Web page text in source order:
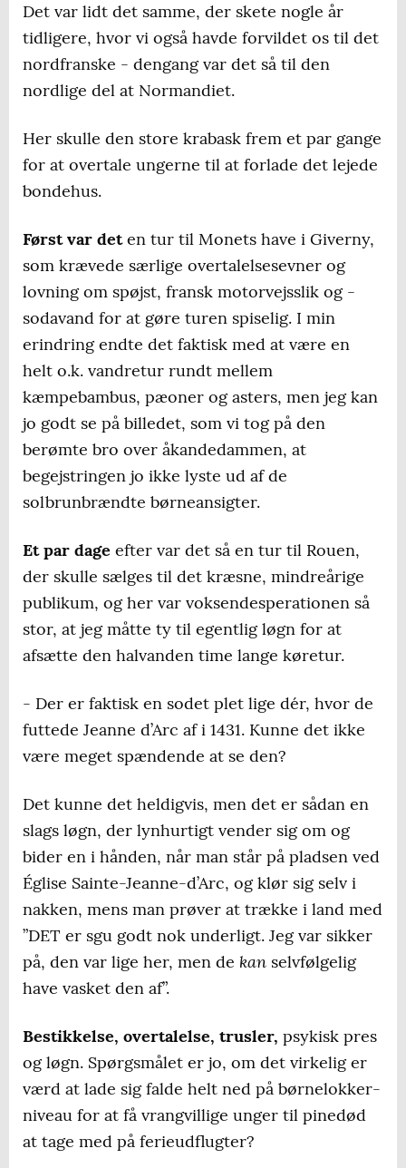
Det var lidt det samme, der skete nogle år
tidligere, hvor vi også havde forvildet os til det
nordfranske - dengang var det så til den
nordlige del at Normandiet.
Her skulle den store krabask frem et par gange
for at overtale ungerne til at forlade det lejede
bondehus.
Først var deten tur til Monets have i Giverny,
som krævede særlige overtalelsesevner og
lovning om spøjst, fransk motorvejsslik og -
sodavand for at gøre turen spiselig. I min
erindring endte det faktisk med at være en
helt o.k. vandretur rundt mellem
kæmpebambus, pæoner og asters, men jeg kan
jo godt se på billedet, som vi tog på den
berømte bro over åkandedammen, at
begejstringen jo ikke lyste ud af de
solbrunbrændte børneansigter.
Et par dage efter var det så en tur til Rouen,
der skulle sælges til det kræsne, mindreårige
publikum, og her var voksendesperationen så
stor, at jeg måtte ty til egentlig løgn for at
afsætte den halvanden time lange køretur.
- Der er faktisk en sodet plet lige dér, hvor de
futtede Jeanne d’Arc af i 1431. Kunne det ikke
være meget spændende at se den?
Det kunne det heldigvis, men det er sådan en
slags løgn, der lynhurtigt vender sig om og
bider en i hånden, når man står på pladsen ved
Église Sainte-Jeanne-d’Arc, og klør sig selv i
nakken, mens man prøver at trække i land med
”DET er sgu godt nok underligt. Jeg var sikker
på, den var lige her, men de kan selvfølgelig
have vasket den af”.
Bestikkelse, overtalelse, trusler, psykisk pres
og løgn. Spørgsmålet er jo, om det virkelig er
værd at lade sig falde helt ned på børnelokker-
niveau for at få vrangvillige unger til pinedød
at tage med på ferieudflugter?